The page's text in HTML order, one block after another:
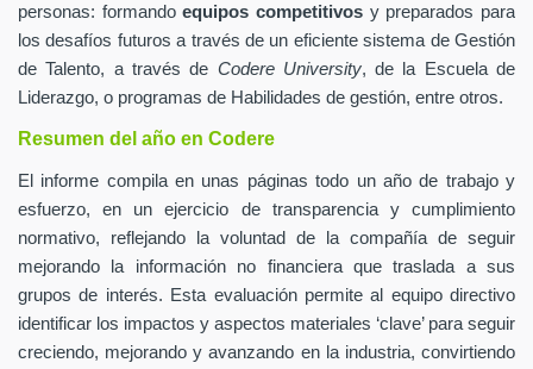
personas: formandoequipos competitivos y preparados para
los desafíos futuros a través de un eficiente sistema de Gestión
de Talento, a través de Codere University, de la Escuela de
Liderazgo, o programas de Habilidades de gestión, entre otros.
Resumen del año en Codere
El informe compila en unas páginas todo un año de trabajo y
esfuerzo, en un ejercicio de transparencia y cumplimiento
normativo, reflejando la voluntad de la compañía de seguir
mejorando la información no financiera que traslada a sus
grupos de interés. Esta evaluación permite al equipo directivo
identificar los impactos y aspectos materiales ‘clave’ para seguir
creciendo, mejorando y avanzando en la industria, convirtiendo